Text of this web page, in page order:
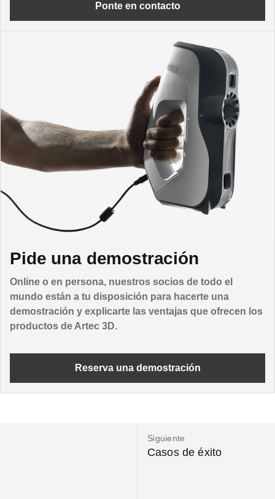
Ponte en contacto
Pide una demostración
Online o en persona, nuestros socios de todo el
mundo están a tu disposición para hacerte una
demostración y explicarte las ventajas que ofrecen los
productos de Artec 3D.
Reserva una demostración
Siguiente
Casos de éxito